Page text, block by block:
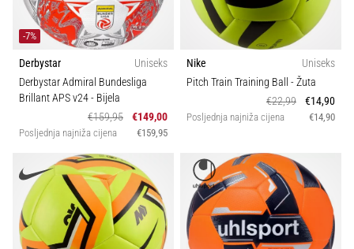
-7%
Derbystar
Uniseks
Derbystar Admiral Bundesliga
Brillant APS v24- Bijela
€159,95
€149,00
Posljednja najniža cijena €159,95
Nike
Uniseks
Pitch Train Training Ball - Žuta
€22,99
€14,90
Posljednja najniža cijena €14,90